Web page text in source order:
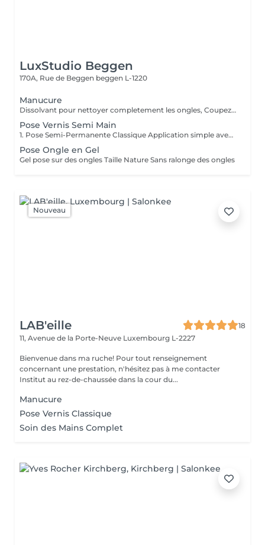
LuxStudio Beggen
170A, Rue de Beggen beggen L-1220
Manucure
Dissolvant pour nettoyer completement les ongles, Coupez et Modelez les ongles avec une lime, Mouillez les mains quelques minutes pour ramollir les cuticules, Pousses les Cuticules avec batone pour repousser doucement vers l'arrière et coupez les excès, Hydratez les Mains avec crème et les cuticules pour maintenir la peau douce, Appliquez une base transparent pour protéger les ongles. Attendez suffisamment de tempos pour sèche.
Pose Vernis Semi Main
1. Pose Semi-Permanente Classique Application simple avec une fine couche de base. Idéale pour celles qui souhaitent de la couleur, de la brillance et un léger renfort. Tenue moyenne 2 semaines. 2. Pose Semi + Renfort Combinaison d'une base classique avec une couche de renfort. Offre une meilleure résistance que le semi-permanent classique, parfaite pour les ongles naturels. Moyenne Tenue de 2 à 3 semaines. 3. Pose Semi + Fiber Ultra Base classique combinée à un gel enrichi en fibres, idéale pour les ongles fragiles ou nécessitant un renforcement supplémentaire. Tenue Moyenne 3 à 4 semaines.
Pose Ongle en Gel
Gel pose sur des ongles Taille Nature Sans ralonge des ongles
Nouveau
LAB'eille
18
11, Avenue de la Porte-Neuve Luxembourg L-2227
Bienvenue dans ma ruche! Pour tout renseignement
concernant une prestation, n'hésitez pas à me contacter
Institut au rez-de-chaussée dans la cour du...
Manucure
Pose Vernis Classique
Soin des Mains Complet